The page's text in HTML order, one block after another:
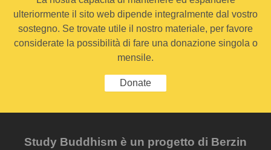
ulteriormente il sito web dipende integralmente dal vostro
sostegno. Se trovate utile il nostro materiale, per favore
considerate la possibilità di fare una donazione singola o
mensile.
Donate
Study Buddhism è un progetto di Berzin